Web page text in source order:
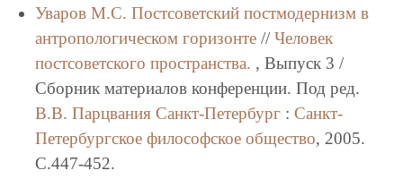
Уваров М.С. Постсоветский постмодернизм в
антропологическом горизонте// Человек
постсоветского пространства. , Выпуск 3 /
Сборник материалов конференции. Под ред.
В.В. Парцвания Санкт-Петербург: Санкт-
Петербургское философское общество, 2005.
C.447-452.